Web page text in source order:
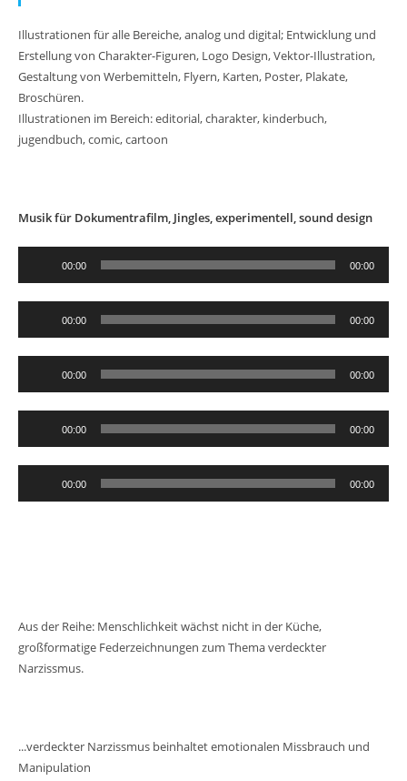
Illustrationen für alle Bereiche, analog und digital; Entwicklung und
Erstellung von Charakter-Figuren, Logo Design, Vektor-Illustration,
Gestaltung von Werbemitteln, Flyern, Karten, Poster, Plakate,
Broschüren.
Illustrationen im Bereich: editorial, charakter, kinderbuch,
jugendbuch, comic, cartoon
Musik für Dokumentrafilm, Jingles, experimentell, sound design
00:00 00:00
00:00 00:00
00:00 00:00
00:00 00:00
00:00 00:00
Aus der Reihe: Menschlichkeit wächst nicht in der Küche,
großformatige Federzeichnungen zum Thema verdeckter
Narzissmus.
...verdeckter Narzissmus beinhaltet emotionalen Missbrauch und
Manipulation